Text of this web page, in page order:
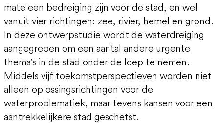
mate een bedreiging zijn voor de stad, en wel
vanuit vier richtingen: zee, rivier, hemel en grond.
In deze ontwerpstudie wordt de waterdreiging
aangegrepen om een aantal andere urgente
thema's in de stad onder de loep te nemen.
Middels vijf toekomstperspectieven worden niet
alleen oplossingsrichtingen voor de
waterproblematiek, maar tevens kansen voor een
aantrekkelijkere stad geschetst.